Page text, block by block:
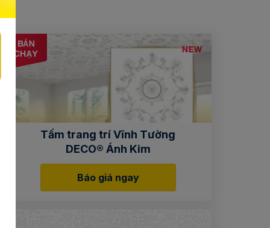
Tấm trang trí Vĩnh Tường
DECO® Ánh Kim
Báo giá ngay